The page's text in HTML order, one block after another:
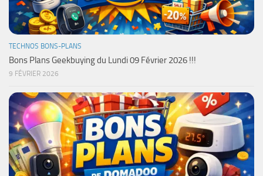
TECHNOS BONS-PLANS
Bons Plans Geekbuying du Lundi 09 Février 2026 !!!
9 FÉVRIER 2026